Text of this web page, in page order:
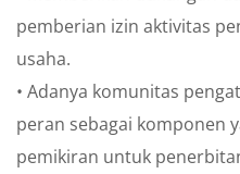
pemberian izin aktivitas
usaha.
• Adanya komunitas
peran sebagai komponen
pemikiran untuk